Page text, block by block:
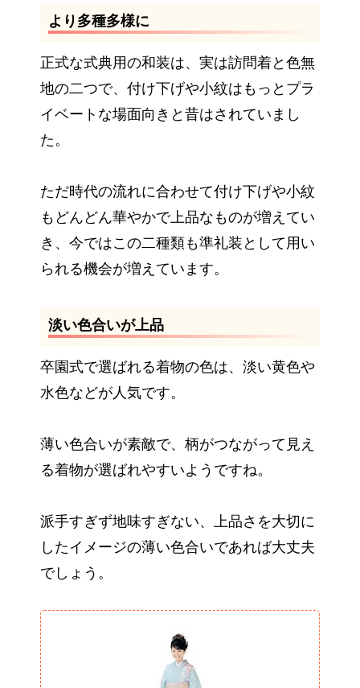
より多種多様に
正式な式典用の和装は、実は訪問着と色無
地の二つで、付け下げや小紋はもっとプラ
イベートな場面向きと昔はされていまし
た。
ただ時代の流れに合わせて付け下げや小紋
もどんどん華やかで上品なものが増えてい
き、今ではこの二種類も準礼装として用い
られる機会が増えています。
淡い色合いが上品
卒園式で選ばれる着物の色は、淡い黄色や
水色などが人気です。
薄い色合いが素敵で、柄がつながって見え
る着物が選ばれやすいようですね。
派手すぎず地味すぎない、上品さを大切に
したイメージの薄い色合いであれば大丈夫
でしょう。